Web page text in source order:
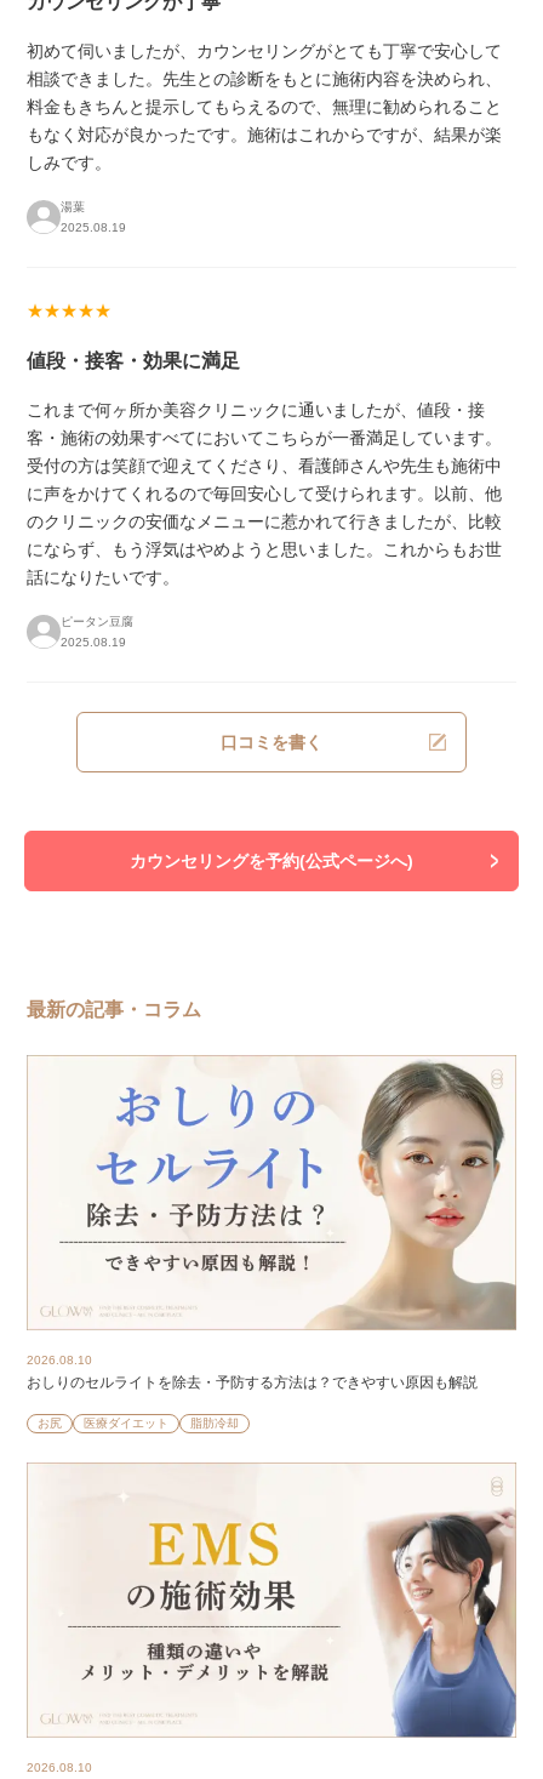
初めて伺いましたが、カウンセリングがとても丁寧で安心して
相談できました。先生との診断をもとに施術内容を決められ、
料金もきちんと提示してもらえるので、無理に勧められること
もなく対応が良かったです。施術はこれからですが、結果が楽
しみです。
湯葉
2025.08.19
★★★★★
値段・接客・効果に満足
これまで何ヶ所か美容クリニックに通いましたが、値段・接
客・施術の効果すべてにおいてこちらが一番満足しています。
受付の方は笑顔で迎えてくださり、看護師さんや先生も施術中
に声をかけてくれるので毎回安心して受けられます。以前、他
のクリニックの安価なメニューに惹かれて行きましたが、比較
にならず、もう浮気はやめようと思いました。これからもお世
話になりたいです。
ピータン豆腐
2025.08.19
口コミを書く
カウンセリングを予約(公式ページへ)
最新の記事・コラム
2026.08.10
おしりのセルライトを除去・予防する方法は？できやすい原因も解説
お尻 医療ダイエット 脂肪冷却
2026.08.10